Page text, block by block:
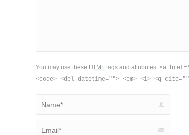
You may use these HTML tags and attributes: <a
<code> <del datetime=""> <em> <i> <q